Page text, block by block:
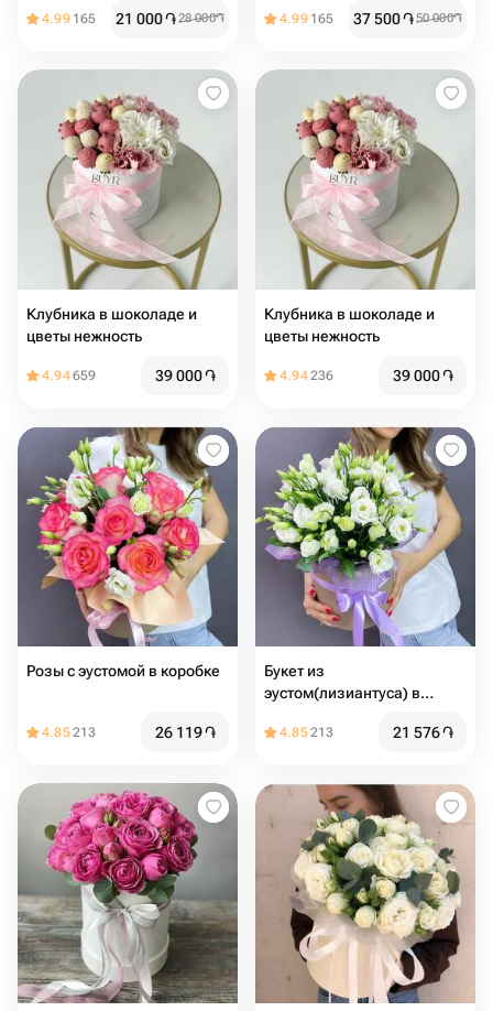
4.99 165 21 000֏28 000֏ 4.99 165 37 500֏50 000֏
Клубника в шоколаде и
цветы нежность
4.94659 39 000֏
Клубника в шоколаде и
цветы нежность
4.94236 39 000֏
Розы с эустомой в коробке
4.85213 26 119֏
Букет из
эустом(лизиантуса) в
4.85213 21 576֏